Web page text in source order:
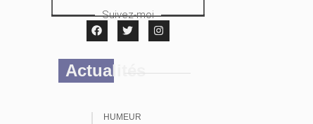
Suivez-moi
Actualités
HUMEUR